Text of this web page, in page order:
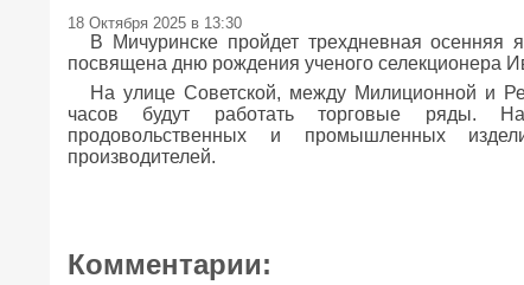
18 Октября 2025 в 13:30
В Мичуринске пройдет трехдневная осенняя
посвящена дню рождения ученого селекционера
На улице Советской, между Милиционной и
часов будут работать торговые ряды.
продовольственных и промышленных
производителей.
Комментарии: